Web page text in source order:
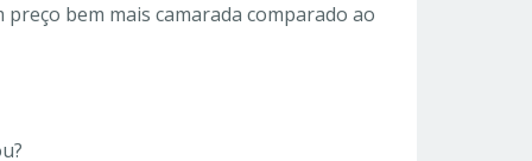
preço bem mais camarada comparado ao